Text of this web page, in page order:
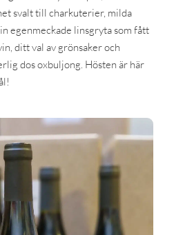
svalt till charkuterier, milda
egenmeckade linsgryta som fått
ditt val av grönsaker och
dos oxbuljong. Hösten är här